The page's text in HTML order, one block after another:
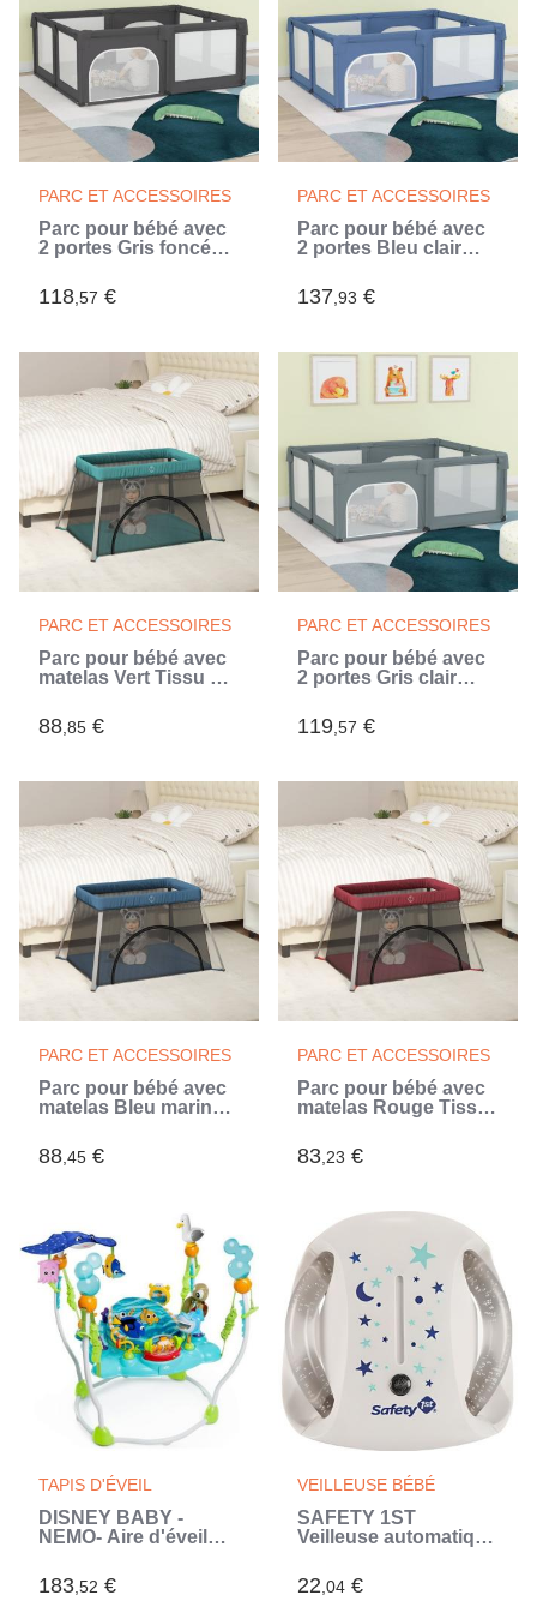
PARC ET ACCESSOIRES
Parc pour bébé avec
2 portes Gris foncé
118,57 €
PARC ET ACCESSOIRES
Parc pour bébé avec
2 portes Bleu clair
137,93 €
PARC ET ACCESSOIRES
Parc pour bébé avec
matelas Vert Tissu de
88,85 €
PARC ET ACCESSOIRES
Parc pour bébé avec
2 portes Gris clair
119,57 €
PARC ET ACCESSOIRES
Parc pour bébé avec
matelas Bleu marine
88,45 €
PARC ET ACCESSOIRES
Parc pour bébé avec
matelas Rouge Tissu
83,23 €
TAPIS D'ÉVEIL
DISNEY BABY -
NEMO- Aire d'éveil
cadeau bébé, pivotant
a 360° 13 jeux
183,52 €
VEILLEUSE BÉBÉ
SAFETY 1ST
Veilleuse automatique
(Blanc)
22,04 €